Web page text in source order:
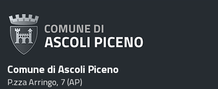
Comune di Ascoli Piceno
P.zza Arringo, 7 (AP)